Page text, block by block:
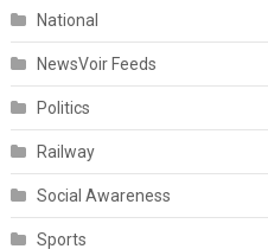
National
NewsVoir Feeds
Politics
Railway
Social Awareness
Sports